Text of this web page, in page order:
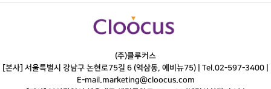
(주)클루커스
[본사] 서울특별시 강남구 논현로75길 6 (역삼동, 에비뉴75) | Tel.02-597-3400
E-mail. marketing@cloocus.com